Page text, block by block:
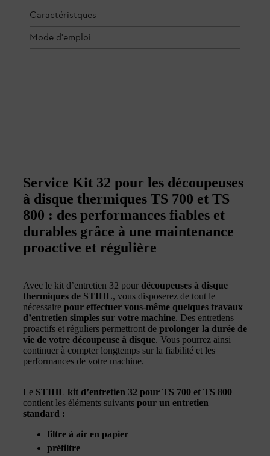
Caractéristques
Mode d'emploi
Service Kit 32 pour les découpeuses
à disque thermiques TS 700 et TS
800 : des performances fiables et
durables grâce à une maintenance
proactive et régulière
Avec le kit d’entretien 32 pour découpeuses à disque
thermiques de STIHL, vous disposerez de tout le
nécessaire pour effectuer vous-même quelques travaux
d’entretien simples sur votre machine. Des entretiens
proactifs et réguliers permettront de prolonger la durée de
vie de votre découpeuse à disque. Vous pourrez ainsi
continuer à compter longtemps sur la fiabilité et les
performances de votre machine.
Le STIHL kit d’entretien 32 pour TS 700 et TS 800
contient les éléments suivants pour un entretien
standard :
filtre à air en papier
préfiltre